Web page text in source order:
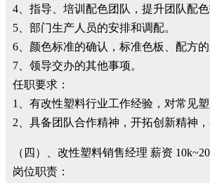
4、指导、培训配色团队，提升团队配色
5、部门生产人员的安排和调配。
6、颜色标准的确认，标准色板、配方的
7、领导交办的其他事项。
任职要求：
1、有改性塑料行业工作经验，对常见
2、具备团队合作精神，开拓创新精神，
（四）、改性塑料销售经理 薪资
岗位职责：